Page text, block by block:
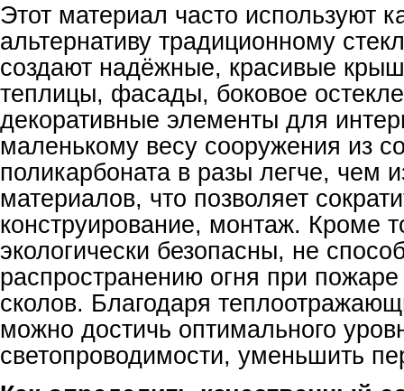
Этот материал часто используют
альтернативу традиционному
создают надёжные, красивые
теплицы, фасады, боковое
декоративные элементы для
маленькому весу сооружения из
поликарбоната в разы легче, чем
материалов, что позволяет
конструирование, монтаж. Кроме
экологически безопасны, не
распространению огня при
сколов. Благодаря
можно достичь оптимального
светопроводимости, уменьшить